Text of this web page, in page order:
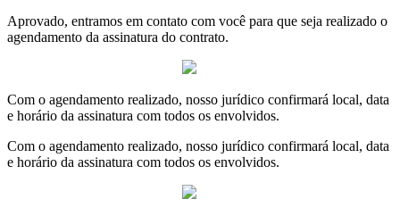
Aprovado, entramos em contato com você para que seja realizado o
agendamento da assinatura do contrato.
Com o agendamento realizado, nosso jurídico confirmará local, data
e horário da assinatura com todos os envolvidos.
Com o agendamento realizado, nosso jurídico confirmará local, data
e horário da assinatura com todos os envolvidos.